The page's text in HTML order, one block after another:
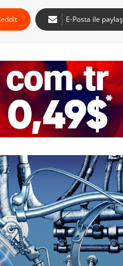
E-Posta ile paylaş